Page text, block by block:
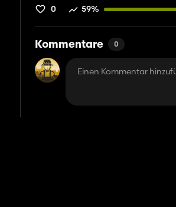
0 59%
Kommentare 0